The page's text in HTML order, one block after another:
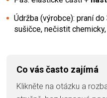
Údržba (výrobce): praní do
sušičce, nečistit
Co vás často zajímá
Klikněte na otázku a